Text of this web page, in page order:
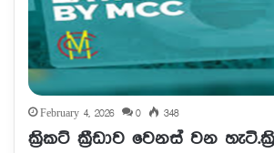
February 4, 2026 0 348
ක්‍රිකට් ක්‍රීඩාව වෙනස් වන